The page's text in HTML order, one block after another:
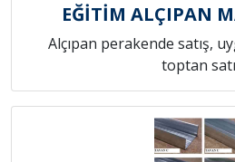
EĞİTİM ALÇIPAN
Alçıpan perakende satış,
toptan